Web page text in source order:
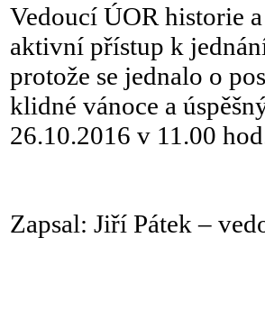
Vedoucí ÚOR historie
aktivní přístup k
protože se jednalo o
klidné vánoce a
26.10.2016 v 11.00
Zapsal: Jiří Pátek –